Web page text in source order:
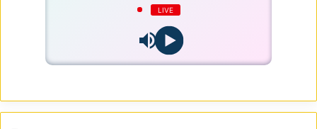
LIVE